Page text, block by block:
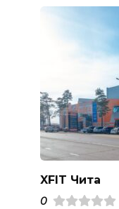
XFIT Чита
0